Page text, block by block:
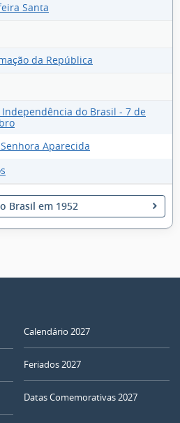
Santa
da República
Independência do Brasil - 7 de
Aparecida
Brasil em 1952
Calendário 2027
Feriados 2027
Datas Comemorativas 2027